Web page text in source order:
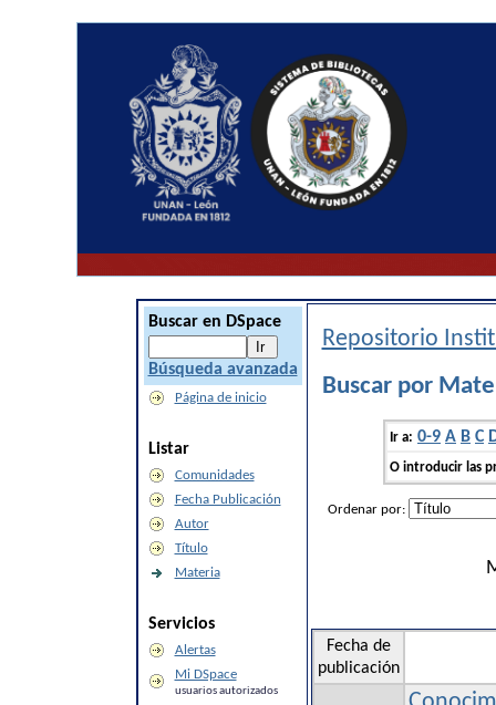
Buscar en DSpace
Búsqueda avanzada
Página de inicio
Listar
Comunidades
Fecha Publicación
Autor
Título
Materia
Servicios
Alertas
Mi DSpace
usuarios autorizados
Repositorio
Buscar por
Ir a: 0-9 A B C
O introducir las
Ordenar por:
Fecha de
publicación